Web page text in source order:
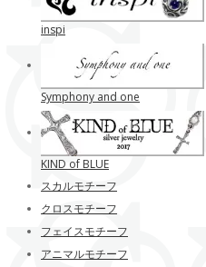
inspi
Symphony and one
KIND of BLUE
スカルモチーフ
クロスモチーフ
フェイスモチーフ
アニマルモチーフ